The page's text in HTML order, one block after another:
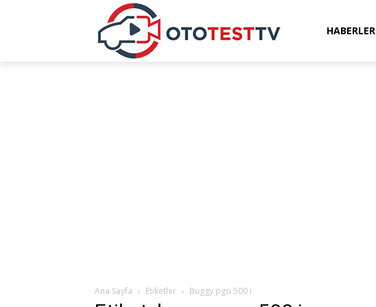
HABERLER
Ana Sayfa Etiketler Buggy pgo 500 i